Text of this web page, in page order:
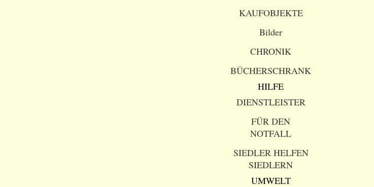
KAUFOBJEKTE
Bilder
CHRONIK
BÜCHERSCHRANK
HILFE
DIENSTLEISTER
FÜR DEN
NOTFALL
SIEDLER HELFEN
SIEDLERN
UMWELT